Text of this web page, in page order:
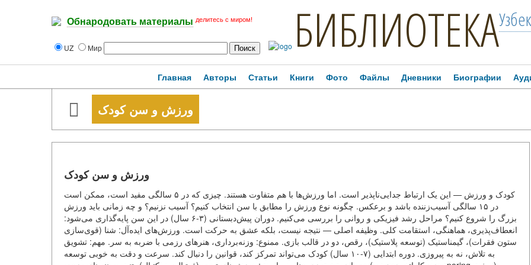
Обнародовать материалы делитесь с миром!
UZ Мир БИБЛИОТЕКА
Главная Авторы Статьи Книги Фото Файлы Дневники Биографии
ورزش و سن کودک
ورزش و سن کودک
کودک و ورزش — این یک ارتباط جدایی‌ناپذیر است. اما ورزش‌ها با هم متفاوت هستند. چیزی که در ۵ سالگی مفید است، ممکن است
در ۱۵ سالگی آسیب‌زننده باشد و برعکس. چگونه نوع ورزش را مطابق با سن انتخاب کنیم؟ آسیب نزنیم؟ و چه زمانی باید ورزش
بزرگ را شروع کنیم؟ مراحل رشد فیزیکی و روانی را بررسی می‌کنیم. دوران پیش‌دبستانی (۳-۶ سال) در این سن پایه‌گذاری می‌شود:
انعطاف‌پذیری، هماهنگی، استقامت کلی. وظیفه اصلی — نتیجه نیست، بلکه عشق به حرکت است. ورزش‌های ایده‌آل: شنا (قوی‌سازی
ستون فقرات)، گیمناستیک (توسعه پلاستیک)، رقص، دو در قالب بازی. ممنوع: وزنه‌برداری، هنرهای رزمی با ضربه به سر. مهم: تشویق
به تلاش، نه به پیروزی. دوره ابتدایی (۷-۱۰ سال) کودک می‌تواند تمرکز کند، قوانین را دنبال کند. سرعت و دقت به خوبی توسعه